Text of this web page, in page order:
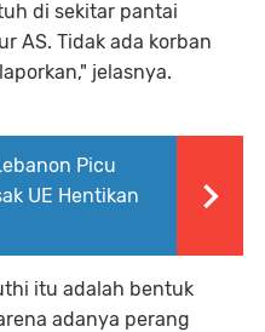
di sekitar pantai
AS. Tidak ada korban
jelasnya.
Picu
UE Hentikan
itu adalah bentuk
adanya perang